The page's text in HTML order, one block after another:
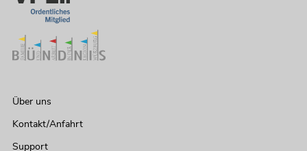
Über uns
Kontakt/Anfahrt
Support